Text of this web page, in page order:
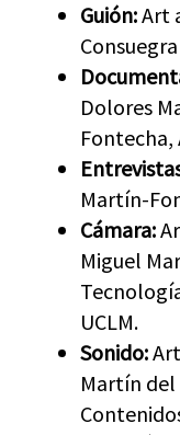
Guión:Art
Dolores
Martín-
Cámara:
Miguel
UCLM.
Sonido:
Martín del